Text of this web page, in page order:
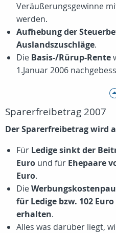
Veräußerungsgewinne
werden.
Aufhebung der
Auslandszuschläge.
Die Basis-/Rürup-Rente
1.Januar 2006
Sparerfreibetrag 2007
Der Sparerfreibetrag wird
Für Ledige sinkt der
Euro und für Ehepaare
Euro.
Die
für Ledige bzw. 102
erhalten.
Alles was darüber liegt,